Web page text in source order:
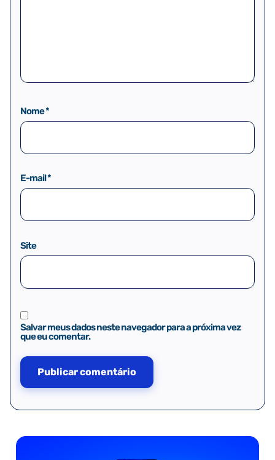
Nome*
E-mail*
Site
Salvar meus dados neste navegador para a próxima vez
que eu comentar.